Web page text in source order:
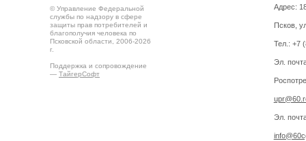
© Управление Федеральной
службы по надзору в сфере
защиты прав потребителей и
благополучия человека по
Псковской области, 2006-2026
г.
Поддержка и сопровождение
— ТайгерСофт
Адрес:
Псков,
Тел.: +7
Эл.
Эл.